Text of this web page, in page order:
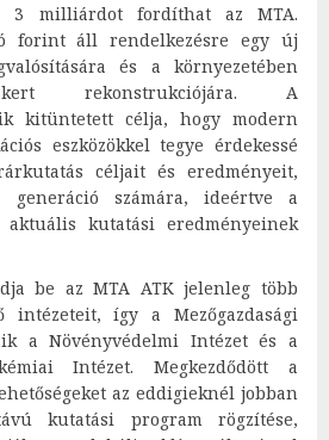
3 milliárdot fordíthat az MTA.
forint áll rendelkezésre egy új
és a környezetében
kert rekonstrukciójára. A
kitüntetett célja, hogy modern
eszközökkel tegye érdekessé
céljait és eredményeit,
számára, ideértve a
aktuális kutatási eredményeinek
be az MTA ATK jelenleg több
intézeteit, így a Mezőgazdasági
a Növényvédelmi Intézet és a
Intézet. Megkezdődött a
az eddigieknél jobban
kutatási program rögzítése,